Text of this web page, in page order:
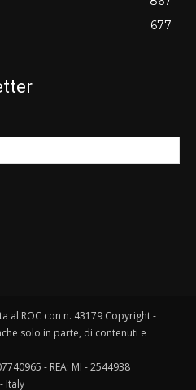
677
al ROC con n. 43179 Copyright -
solo in parte, di contenuti e
- REA: MI - 2544938
Italy